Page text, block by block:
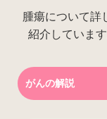
腫瘍について詳
紹介していま
がんの解説